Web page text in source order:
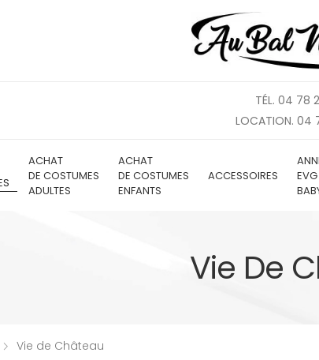
TÉL. 04 78
LOCATION. 04
ACHAT
DE COSTUMES
ADULTES
ACHAT
DE COSTUMES
ENFANTS
ACCESSOIRES
Vie De
Vie de Château